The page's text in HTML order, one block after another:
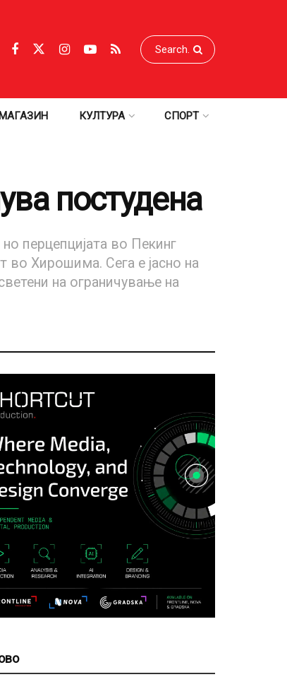
МАГАЗИН КУЛТУРА СПОРТ
постудена
перцепцијата во Пекинг
во Хирошима. Сега е јасно на
на ограничување на